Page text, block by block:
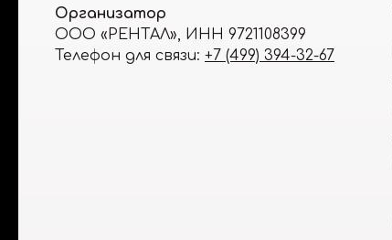
Организатор
ООО «РЕНТАЛ», ИНН 9721108399
Телефон для связи: +7 (499) 394-32-67